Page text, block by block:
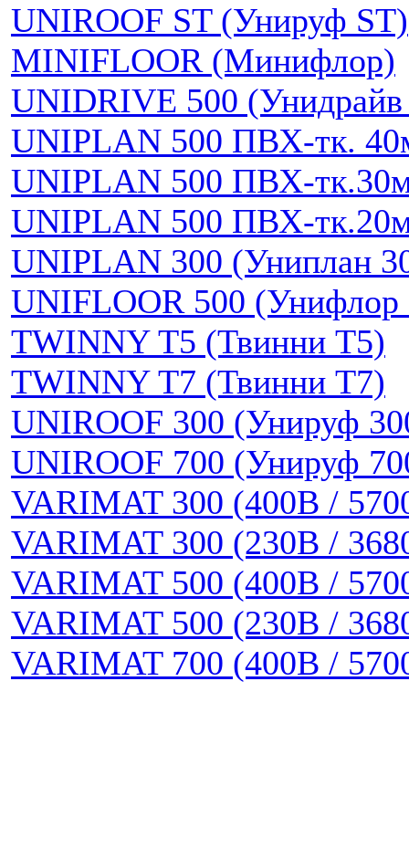
UNIROOF ST (Унируф ST)
MINIFLOOR (Минифлор)
UNIDRIVE 500 (Унидрайв
UNIPLAN 500 ПВХ-тк.
UNIPLAN 500 ПВХ-
UNIPLAN 500 ПВХ-
UNIPLAN 300 (Униплан
UNIFLOOR 500 (Унифлор
TWINNY T5 (Твинни Т5)
TWINNY T7 (Твинни Т7)
UNIROOF 300 (Унируф
UNIROOF 700 (Унируф
VARIMAT 300 (400В /
VARIMAT 300 (230В /
VARIMAT 500 (400В /
VARIMAT 500 (230В /
VARIMAT 700 (400В /